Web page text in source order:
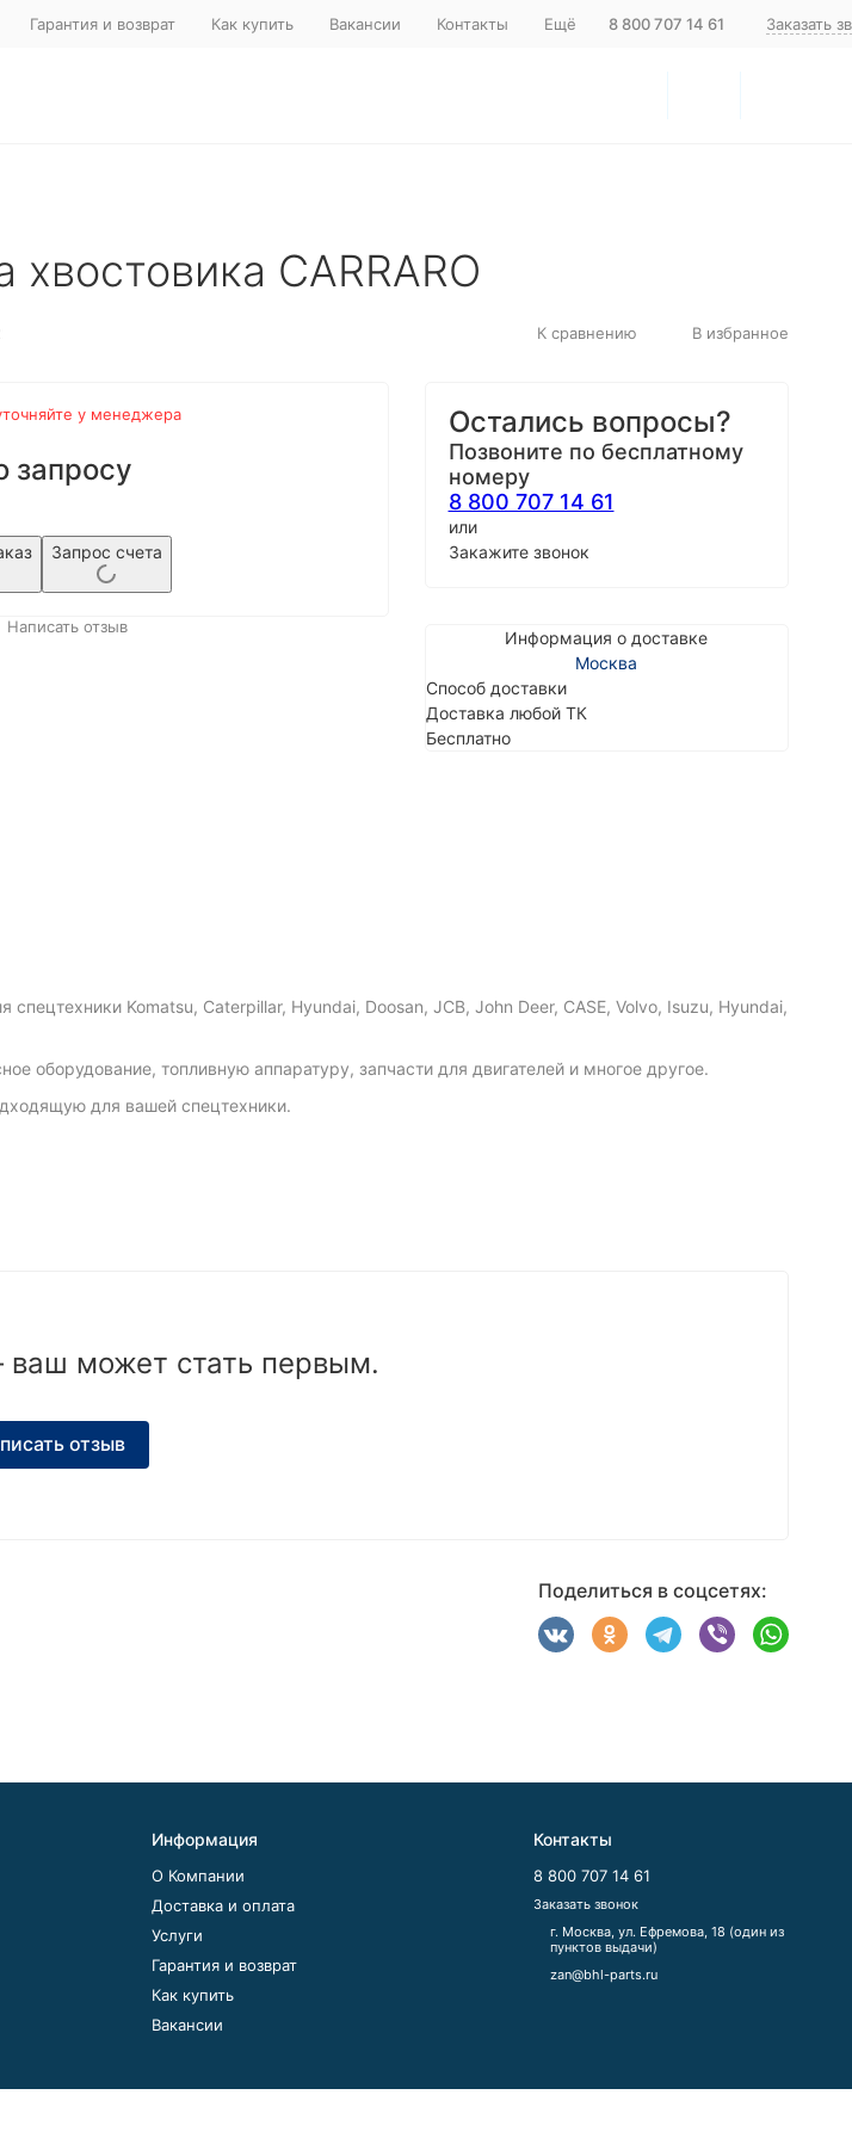
Гарантия и возврат Как купить Вакансии Контакты Ещё 8 800 707 14 61 Заказать
хвостовика CARRARO
К сравнению В избранное
у менеджера
запросу
Запрос счета
Написать отзыв
Остались вопросы?
Позвоните по бесплатному
номеру
8 800 707 14 61
или
Закажите звонок
Информация о доставке
Москва
Способ доставки
Доставка любой ТК
Бесплатно
Komatsu, Caterpillar, Hyundai, Doosan, JCB, John Deer, CASE, Volvo, Isuzu, Hyundai,
оборудование, топливную аппаратуру, запчасти для двигателей и многое другое.
для вашей спецтехники.
может стать первым.
отзыв
Поделиться в соцсетях:
Информация
О Компании
Доставка и оплата
Услуги
Гарантия и возврат
Как купить
Вакансии
Контакты
8 800 707 14 61
Заказать звонок
г. Москва, ул. Ефремова, 18 (один из
пунктов выдачи)
zan@bhl-parts.ru